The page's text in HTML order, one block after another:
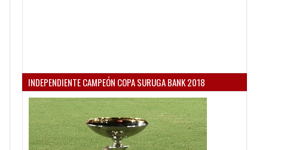
INDEPENDIENTE CAMPEÓN COPA SURUGA BANK 2018